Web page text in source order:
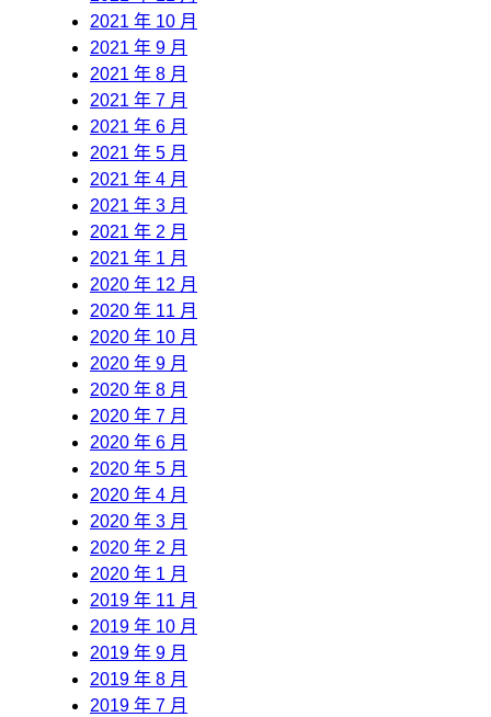
2021 年 10 月
2021 年 9 月
2021 年 8 月
2021 年 7 月
2021 年 6 月
2021 年 5 月
2021 年 4 月
2021 年 3 月
2021 年 2 月
2021 年 1 月
2020 年 12 月
2020 年 11 月
2020 年 10 月
2020 年 9 月
2020 年 8 月
2020 年 7 月
2020 年 6 月
2020 年 5 月
2020 年 4 月
2020 年 3 月
2020 年 2 月
2020 年 1 月
2019 年 11 月
2019 年 10 月
2019 年 9 月
2019 年 8 月
2019 年 7 月